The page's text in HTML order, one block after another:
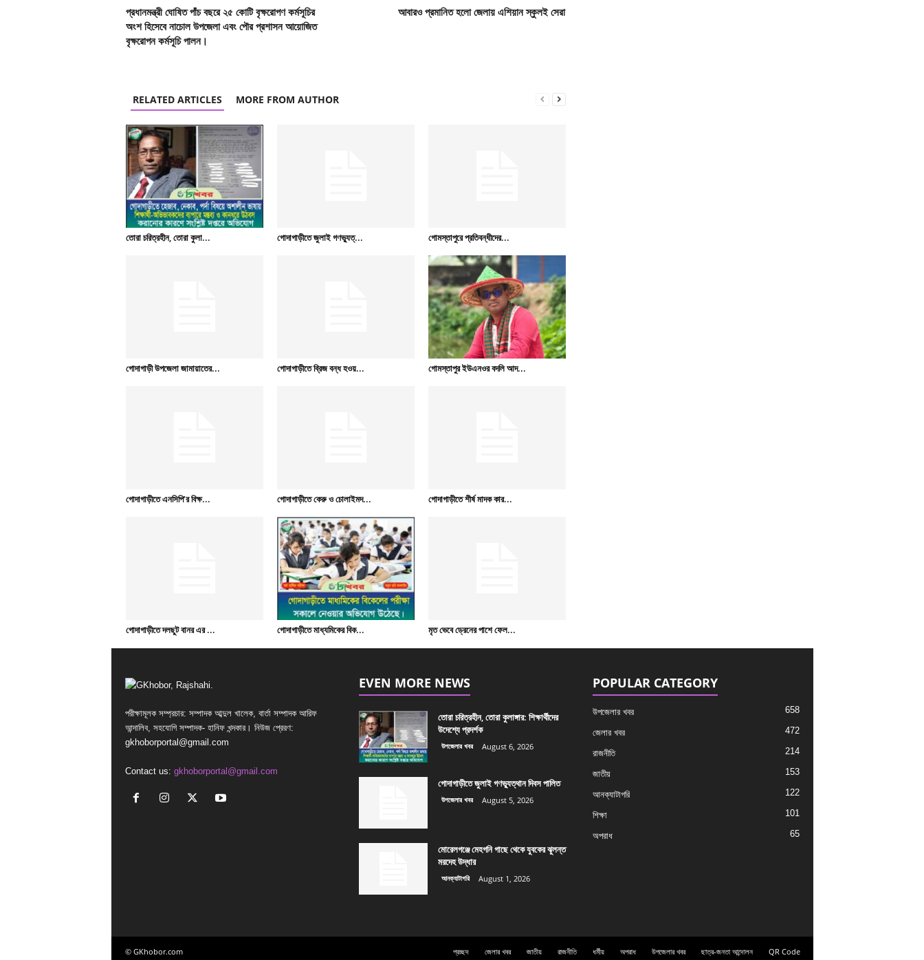
প্রধানমন্ত্রী ঘোষিত পাঁচ বছরে ২৫ কোটি বৃক্ষরোপণ কর্মসূচির
অংশ হিসেবে নাচোল উপজেলা এবং পৌর প্রশাসন আয়োজিত
বৃক্ষরোপন কর্মসূচি পালন।
আবারও প্রমানিত হলো জেলায় এশিয়ান স্কুলই সেরা
RELATED ARTICLES MORE FROM AUTHOR
তোরা চরিত্রহীন, তোরা কুলা... গোদাগাড়ীতে জুলাই গণভ্যুত্... গোমস্তাপুরে প্রতিবন্ধীদের...
গোদাগাড়ী উপজেলা জামায়াতের... গোদাগাড়ীতে ব্রিজ বন্ধ হওয়... গোমস্তাপুর ইউএনওর বদলি আদ...
গোদাগাড়ীতে এনসিপি’র বিক্ষ... গোদাগাড়ীতে কেরু ও চোলাইমদ... গোদাগাড়ীতে শীর্ষ মাদক কার...
গোদাগাড়ীতে দলছুট বানর এর ... গোদাগাড়ীতে মাধ্যমিকের বিক... মৃত ভেবে ড্রেনের পাশে ফেল...
পরীক্ষামূলক সম্প্রচার: সম্পাদক আব্দুল খালেক, বার্তা সম্পাদক আরিফ
আন্দালিব, সহযোগি সম্পাদক- হানিফ খন্দকার। নিউজ প্রেরণ:
gkhoborportal@gmail.com
Contact us: gkhoborportal@gmail.com
EVEN MORE NEWS
তোরা চরিত্রহীন, তোরা কুলাঙ্গার: শিক্ষার্থীদের
উদেশ্যে প্রদর্শক
উপজেলার খবর August 6, 2026
গোদাগাড়ীতে জুলাই গণভ্যুত্থান দিবস পালিত
উপজেলার খবর August 5, 2026
মোরেলগঞ্জে মেহগনি গাছে থেকে যুবকের ঝুলন্ত
মরদেহ উদ্ধার
আনক্যাটাগরি August 1, 2026
POPULAR CATEGORY
উপজেলার খবর 658
জেলার খবর 472
রাজনীতি 214
জাতীয় 153
আনক্যাটাগরি 122
শিক্ষা 101
অপরাধ 65
প্রচ্ছদ জেলার খবর জাতীয় রাজনীতি ধর্মীয় অপরাধ উপজেলার খবর ছাত্র-জনতা আন্দোলন QR Code
© GKhobor.com